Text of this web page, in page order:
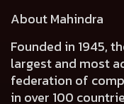
About Mahindra
Founded in 1945,
largest and most
federation of
in over 100